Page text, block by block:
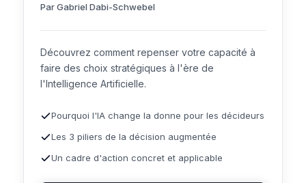
Par Gabriel Dabi-Schwebel
Découvrez comment repenser votre capacité à
faire des choix stratégiques à l'ère de
l'Intelligence Artificielle.
Pourquoi l'IA change la donne pour les décideurs
Les 3 piliers de la décision augmentée
Un cadre d'action concret et applicable